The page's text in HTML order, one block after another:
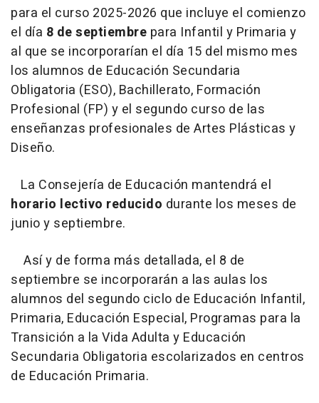
para el curso 2025-2026 que incluye el comienzo
el día 8 de septiembre para Infantil y Primaria y
al que se incorporarían el día 15 del mismo mes
los alumnos de Educación Secundaria
Obligatoria (ESO), Bachillerato, Formación
Profesional (FP) y el segundo curso de las
enseñanzas profesionales de Artes Plásticas y
Diseño.
La Consejería de Educación mantendrá el
horario lectivo reducido durante los meses de
junio y septiembre.
Así y de forma más detallada, el 8 de
septiembre se incorporarán a las aulas los
alumnos del segundo ciclo de Educación Infantil,
Primaria, Educación Especial, Programas para la
Transición a la Vida Adulta y Educación
Secundaria Obligatoria escolarizados en centros
de Educación Primaria.